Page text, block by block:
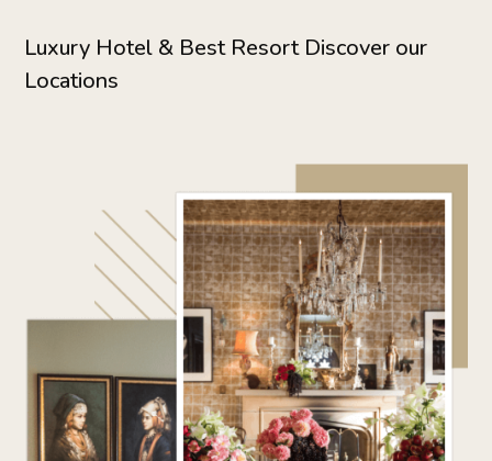
Luxury Hotel & Best Resort Discover our
Locations